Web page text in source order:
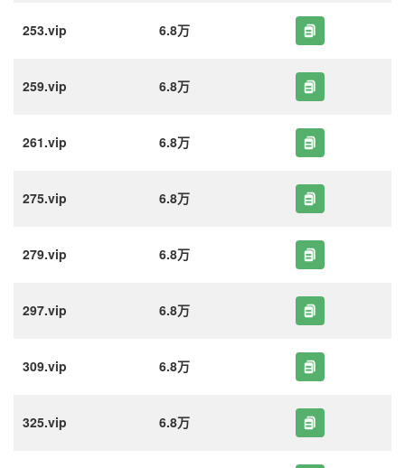
253.vip 6.8万
259.vip 6.8万
261.vip 6.8万
275.vip 6.8万
279.vip 6.8万
297.vip 6.8万
309.vip 6.8万
325.vip 6.8万